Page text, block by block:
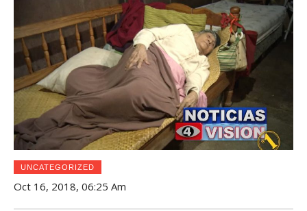
UNCATEGORIZED
Oct 16, 2018, 06:25 Am